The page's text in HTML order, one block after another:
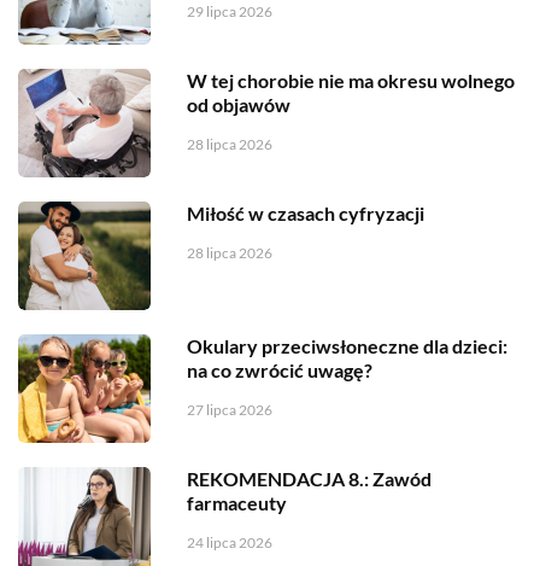
29 lipca 2026
W tej chorobie nie ma okresu wolnego
od objawów
28 lipca 2026
Miłość w czasach cyfryzacji
28 lipca 2026
Okulary przeciwsłoneczne dla dzieci:
na co zwrócić uwagę?
27 lipca 2026
REKOMENDACJA 8.: Zawód
farmaceuty
24 lipca 2026